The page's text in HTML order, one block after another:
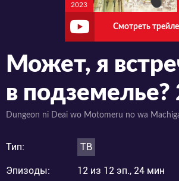
2023
Смотреть
Может, я
в подземелье?
Dungeon ni Deai wo Motomeru no wa
Тип: ТВ
Эпизоды:
12 из 12 эп., 24 мин